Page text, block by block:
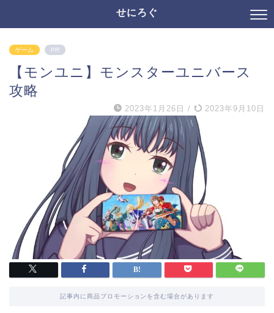
せにろぐ
ゲーム PR
【モンユニ】モンスターユニバース
攻略
2023年1月26日 / 2023年9月10日
記事内に商品プロモーションを含む場合があります